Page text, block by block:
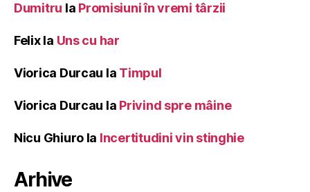
Dumitru la Promisiuni în vremi târzii
Felixla Uns cu har
Viorica Durcau la Timpul
Viorica Durcau la Privind spre mâine
Nicu Ghiuro la Incertitudini vin stinghie
Arhive